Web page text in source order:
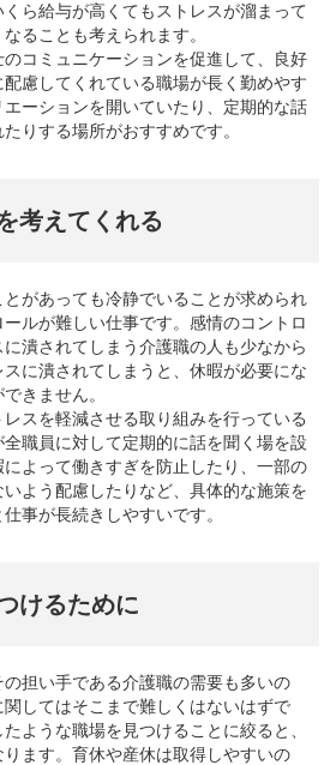
ら給与が高くてもストレスが溜まって
ることも考えられます。
コミュニケーションを促進して、良好
慮してくれている職場が長く勤めやす
ーションを開いていたり、定期的な話
りする場所がおすすめです。
考えてくれる
があっても冷静でいることが求められ
ルが難しい仕事です。感情のコントロ
潰されてしまう介護職の人も少なから
に潰されてしまうと、休暇が必要にな
きません。
スを軽減させる取り組みを行っている
職員に対して定期的に話を聞く場を設
よって働きすぎを防止したり、一部の
よう配慮したりなど、具体的な施策を
事が長続きしやすいです。
けるために
担い手である介護職の需要も多いの
してはそこまで難しくはないはずで
ような職場を見つけることに絞ると、
ます。育休や産休は取得しやすいの